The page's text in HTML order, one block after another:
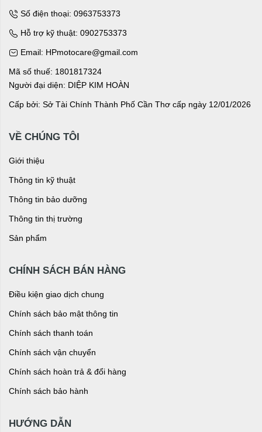
Số điện thoại: 0963753373
Hỗ trợ kỹ thuật: 0902753373
Email: HPmotocare@gmail.com
Mã số thuế: 1801817324
Người đại diện: DIỆP KIM HOÀN
Cấp bởi: Sở Tài Chính Thành Phố Cần Thơ cấp ngày 12/01/2026
VỀ CHÚNG TÔI
Giới thiệu
Thông tin kỹ thuật
Thông tin bảo dưỡng
Thông tin thị trường
Sản phẩm
CHÍNH SÁCH BÁN HÀNG
Điều kiện giao dịch chung
Chính sách bảo mật thông tin
Chính sách thanh toán
Chính sách vận chuyển
Chính sách hoàn trả & đổi hàng
Chính sách bảo hành
HƯỚNG DẪN